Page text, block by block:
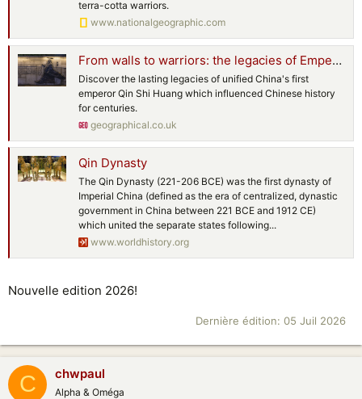
terra-cotta warriors.
www.nationalgeographic.com
From walls to warriors: the legacies of Emperor Qin Shi Huang
Discover the lasting legacies of unified China's first
emperor Qin Shi Huang which influenced Chinese history
for centuries.
geographical.co.uk
Qin Dynasty
The Qin Dynasty (221-206 BCE) was the first dynasty of
Imperial China (defined as the era of centralized, dynastic
government in China between 221 BCE and 1912 CE)
which united the separate states following...
www.worldhistory.org
Nouvelle edition 2026!
Dernière édition: 05 Juil 2026
C chwpaul
Alpha & Oméga